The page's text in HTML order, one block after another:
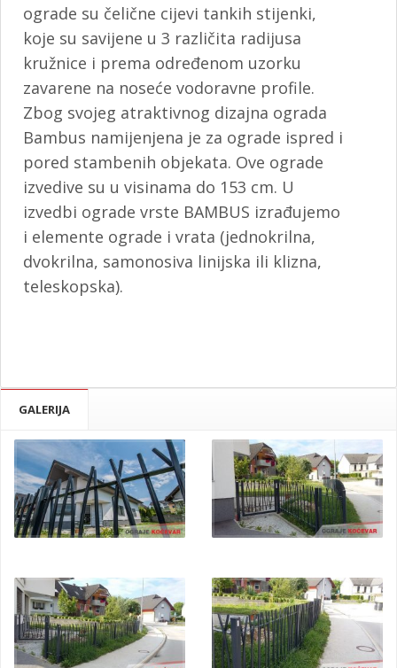
ograde su čelične cijevi tankih stijenki,
koje su savijene u 3 različita radijusa
kružnice i prema određenom uzorku
zavarene na noseće vodoravne profile.
Zbog svojeg atraktivnog dizajna ograda
Bambus namijenjena je za ograde ispred i
pored stambenih objekata. Ove ograde
izvedive su u visinama do 153 cm. U
izvedbi ograde vrste BAMBUS izrađujemo
i elemente ograde i vrata (jednokrilna,
dvokrilna, samonosiva linijska ili klizna,
teleskopska).
GALERIJA